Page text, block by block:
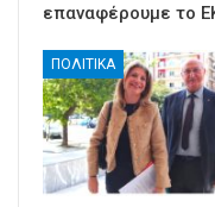
επαναφέρουμε το
ΠΟΛΙΤΙΚΑ